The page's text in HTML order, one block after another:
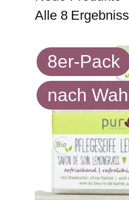
Alle 8
8er-Pack
nach Wahl